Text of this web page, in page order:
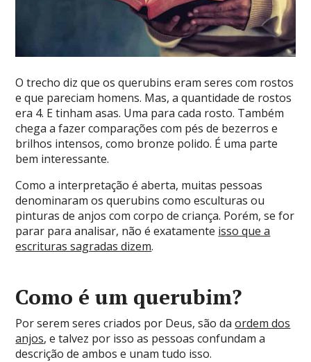
O trecho diz que os querubins eram seres com rostos
e que pareciam homens. Mas, a quantidade de rostos
era 4. E tinham asas. Uma para cada rosto. Também
chega a fazer comparações com pés de bezerros e
brilhos intensos, como bronze polido. É uma parte
bem interessante.
Como a interpretação é aberta, muitas pessoas
denominaram os querubins como esculturas ou
pinturas de anjos com corpo de criança. Porém, se for
parar para analisar, não é exatamente isso que a
escrituras sagradas dizem.
Como é um querubim?
Por serem seres criados por Deus, são daordem dos
anjos, e talvez por isso as pessoas confundam a
descrição de ambos e unam tudo isso.